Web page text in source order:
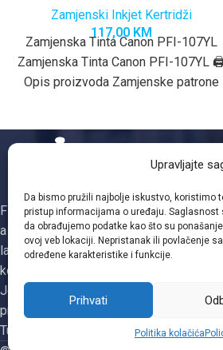
Upravljajte
Da bismo pružili najbolje iskustvo, koristimo
pristup informacijama o uređaju.
da obrađujemo podatke kao što su
ovoj veb lokaciji. Nepristanak ili povlačenje
određene karakteristike i funkcije.
Prihvati
Politika kolačića
Zamjenski Inkjet Kertridži
117,00 KM
Zamjenska Tinta Canon PFI-107YL
Zamjenska Tinta Canon PFI-107YL
Opis proizvoda Zamjenske patrone
kapaciteta
Firma Gizmo je osnovana 1995. godine,
a obnovom i distribucijom patrona za
laserske i ink-jet štampače, faks i
kopirne uređaje se bavi od 2003. godine.
Jedina smo registrovana firma za
proizvodnju tonera i ketridža na području
Tuzlanskog kantona